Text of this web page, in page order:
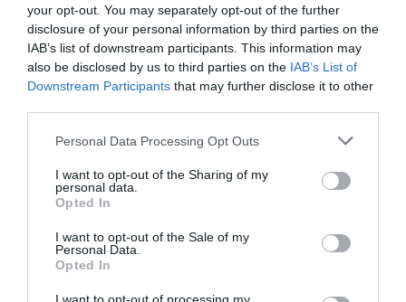
your opt-out. You may separately opt-out of the further
disclosure of your personal information by third parties on the
IAB’s list of downstream participants. This information may
also be disclosed by us to third parties on the IAB’s List of
Downstream Participants that may further disclose it to other
Personal Data Processing Opt Outs
I want to opt-out of the Sharing of my
personal data.
Opted In
I want to opt-out of the Sale of my
Personal Data.
Opted In
ha recordado que, en 2004, el mercado español
representaba un 47% de la actividad de la
compañía, mientras en la actualidad tan solo un
7%. Concretamente, la región Europa, Oriente
Américas un 35%, y el 10% restante en Asia-
Pacífico.
SI QUIERES SABER MÁS